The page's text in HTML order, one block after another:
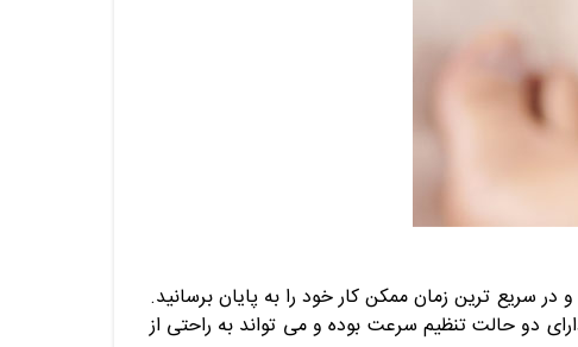
سریع ترین زمان ممکن کار خود را به پایان برسانید.
دو حالت تنظیم سرعت بوده و می تواند به راحتی از